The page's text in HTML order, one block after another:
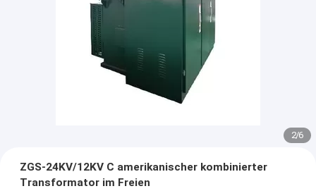
2/6
ZGS-24KV/12KV C amerikanischer kombinierter
Transformator im Freien